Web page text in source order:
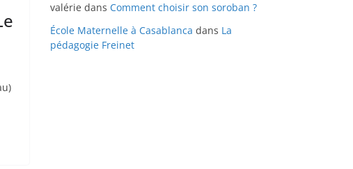
valérie dans Comment choisir son soroban ?
École Maternelle à Casablanca dans La
pédagogie Freinet